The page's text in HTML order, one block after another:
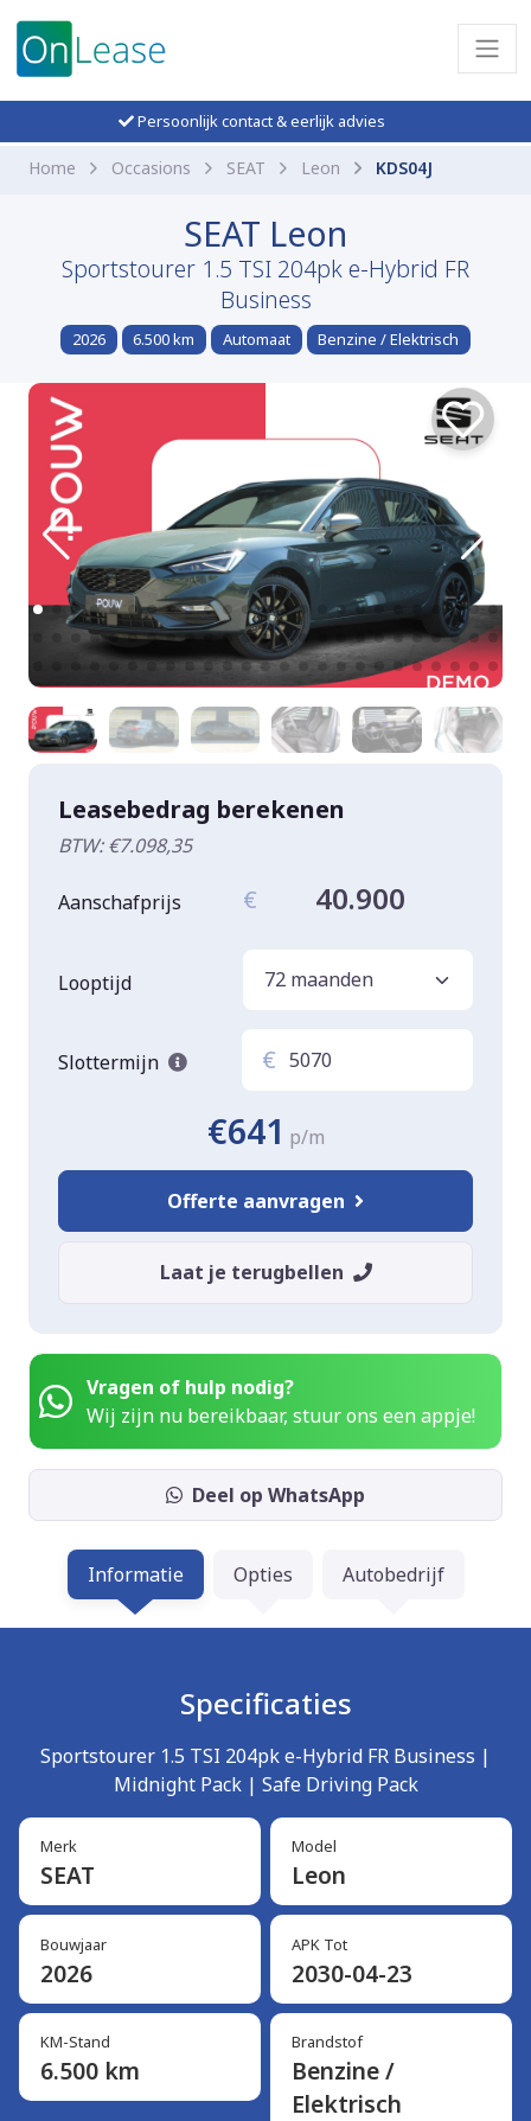
Persoonlijk contact & eerlijk advies
Home Occasions SEAT Leon KDS04J
SEAT Leon
Sportstourer 1.5 TSI 204pk e-Hybrid FR
Business
2026 6.500 km Automaat Benzine / Elektrisch
Leasebedrag berekenen
BTW: €7.098,35
Aanschafprijs € 40.900
Looptijd
Slottermijn €
€641 p/m
Offerte aanvragen
Laat je terugbellen
Vragen of hulp nodig?
Wij zijn nu bereikbaar, stuur ons een appje!
Deel op WhatsApp
Informatie Opties Autobedrijf
Specificaties
Sportstourer 1.5 TSI 204pk e-Hybrid FR Business |
Midnight Pack | Safe Driving Pack
Merk
SEAT
Model
Leon
Bouwjaar
2026
APK Tot
2030-04-23
KM-Stand
6.500 km
Brandstof
Benzine /
Elektrisch